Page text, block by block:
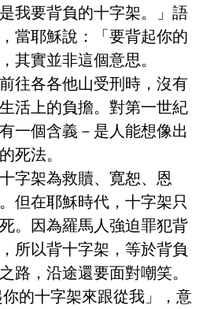
我要背負的十字架。」語
當耶穌說：「要背起你的
其實並非這個意思。
往各各他山受刑時，沒有
活上的負擔。對第一世紀
一個含義－是人能想像出
死法。
字架為救贖、寛恕、恩
但在耶穌時代，十字架只
。因為羅馬人強迫罪犯背
所以背十字架，等於背負
路，沿途還要面對嘲笑。
的十字架來跟從我」，意